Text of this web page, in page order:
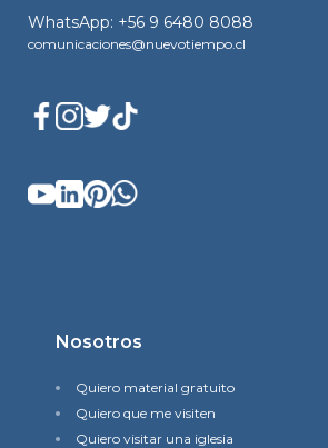
WhatsApp: +56 9 6480 8088
comunicaciones@nuevotiempo.cl
Nosotros
Quiero material gratuito
Quiero que me visiten
Quiero visitar una iglesia